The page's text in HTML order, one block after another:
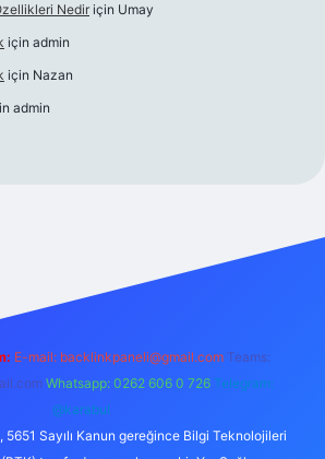
Nedir için Umay
için admin
için Nazan
admin
E-mail: backlinkpaneli@gmail.com Teams:
Whatsapp: 0262 606 0 726 Telegram:
@karabul
5651 Sayılı Kanun gereğince Bilgi Teknolojileri